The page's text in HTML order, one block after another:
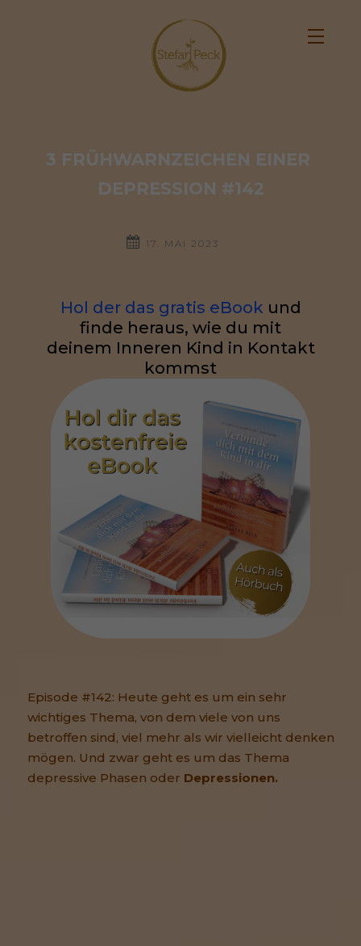
3 FRÜHWARNZEICHEN EINER
DEPRESSION #142
17. MAI 2023
Hol der das gratis eBook und
finde heraus, wie du mit
deinem Inneren Kind in Kontakt
kommst
Episode #142: Heute geht es um ein sehr
wichtiges Thema, von dem viele von uns
betroffen sind, viel mehr als wir vielleicht denken
mögen. Und zwar geht es um das Thema
depressive Phasen oder Depressionen.